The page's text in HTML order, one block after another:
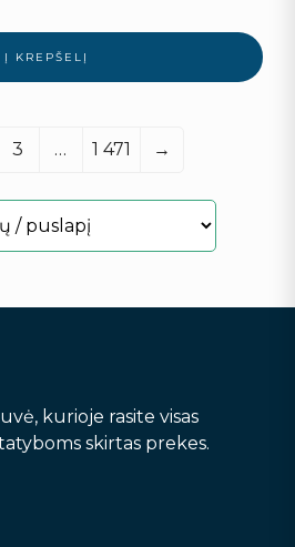
Į KREPŠELĮ
3 … 1 471
→
kurioje rasite visas
skirtas prekes.